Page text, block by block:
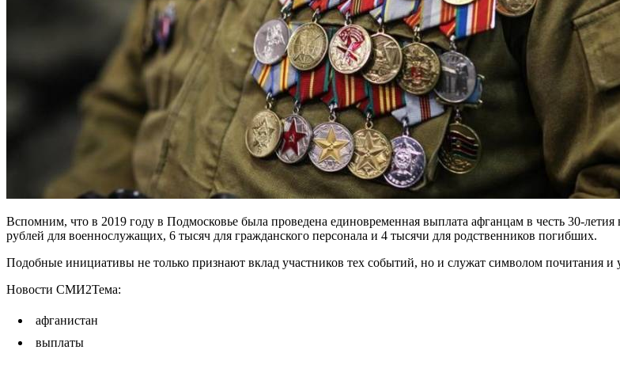
Вспомним, что в 2019 году в Подмосковье была проведена единовременная выплата афганцам в честь 30-
рублей для военнослужащих, 6 тысяч для гражданского персонала и 4 тысячи для родственников погибших.
Подобные инициативы не только признают вклад участников тех событий, но и служат символом почитания
Новости СМИ2Тема:
афганистан
выплаты